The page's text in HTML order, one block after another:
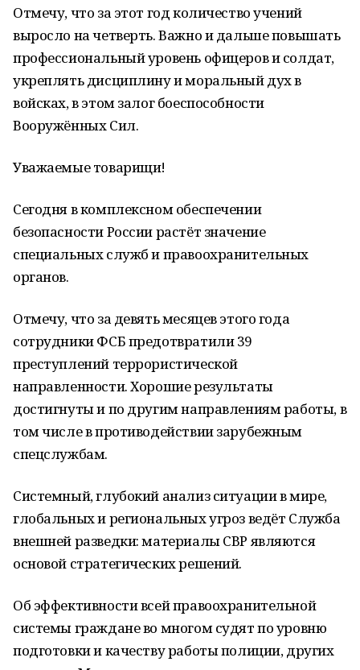
Отмечу, что за этот год количество учений
выросло на четверть. Важно и дальше повышать
профессиональный уровень офицеров и солдат,
укреплять дисциплину и моральный дух в
войсках, в этом залог боеспособности
Вооружённых Сил.
Уважаемые товарищи!
Сегодня в комплексном обеспечении
безопасности России растёт значение
специальных служб и правоохранительных
органов.
Отмечу, что за девять месяцев этого года
сотрудники ФСБ предотвратили 39
преступлений террористической
направленности. Хорошие результаты
достигнуты и по другим направлениям работы, в
том числе в противодействии зарубежным
спецслужбам.
Системный, глубокий анализ ситуации в мире,
глобальных и региональных угроз ведёт Служба
внешней разведки: материалы СВР являются
основой стратегических решений.
Об эффективности всей правоохранительной
системы граждане во многом судят по уровню
подготовки и качеству работы полиции, других